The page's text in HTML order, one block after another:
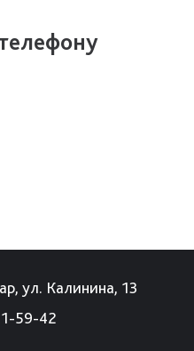
ул. Калинина, 13
59-42